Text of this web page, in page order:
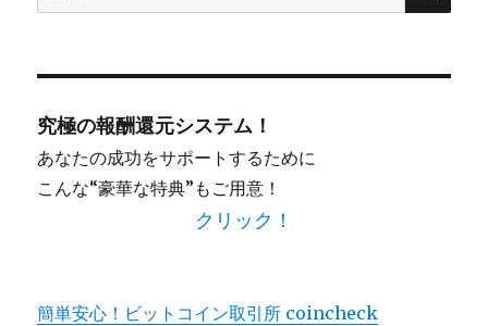
索
象:
究極の報酬還元システム！
あなたの成功をサポートするために
こんな“豪華な特典”もご用意！
クリック！
簡単安心！ビットコイン取引所 coincheck